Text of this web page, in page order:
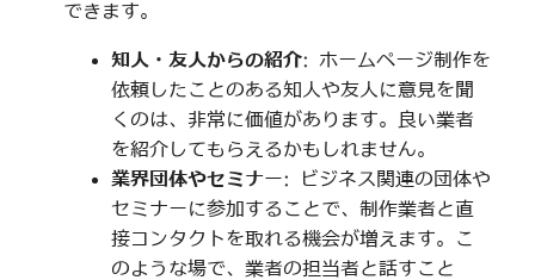
できます。
知人・友人からの紹介: ホームページ制作を
依頼したことのある知人や友人に意見を聞
くのは、非常に価値があります。良い業者
を紹介してもらえるかもしれません。
業界団体やセミナー: ビジネス関連の団体や
セミナーに参加することで、制作業者と直
接コンタクトを取れる機会が増えます。こ
のような場で、業者の担当者と話すこと